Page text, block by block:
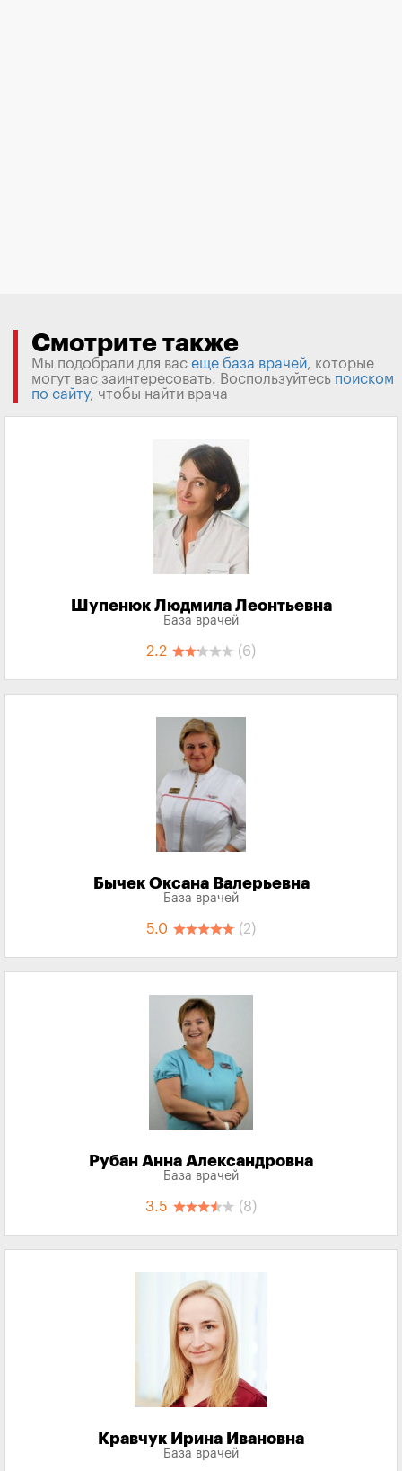
Смотрите также
Мы подобрали для вас еще база врачей, которые
могут вас заинтересовать. Воспользуйтесь поиском
по сайту, чтобы найти врача
Шупенюк Людмила Леонтьевна
База врачей
2.2 (6)
Бычек Оксана Валерьевна
База врачей
5.0 (2)
Рубан Анна Александровна
База врачей
3.5 (8)
Кравчук Ирина Ивановна
База врачей